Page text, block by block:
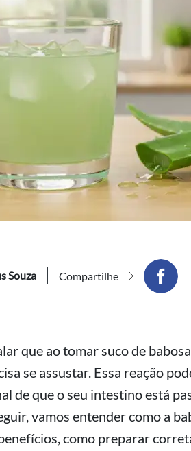
Souza Compartilhe
que ao tomar suco de
se assustar. Essa reação
de que o seu intestino está
vamos entender como a
como preparar